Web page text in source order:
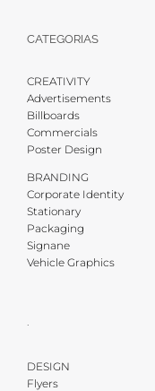
CATEGORIAS
CREATIVITY
Advertisements
Billboards
Commercials
Poster Design
BRANDING
Corporate Identity
Stationary
Packaging
Signane
Vehicle Graphics
·
DESIGN
Flyers